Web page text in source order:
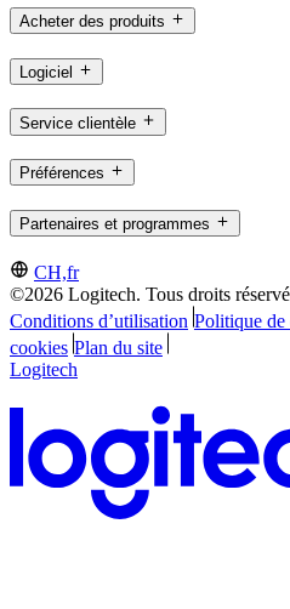
Acheter des produits
Logiciel
Service clientèle
Préférences
Partenaires et programmes
CH,fr
©2026 Logitech. Tous droits
Conditions d’utilisation Politique
cookies Plan du site
Logitech